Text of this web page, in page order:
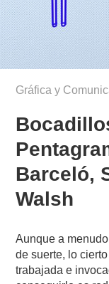
Gráfica y
Barceló,
Walsh
Aunque a
de suerte, lo
trabajada e